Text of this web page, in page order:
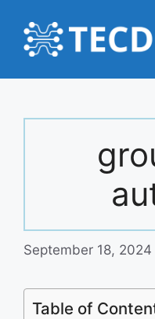
content
September 18, 2024
Table of